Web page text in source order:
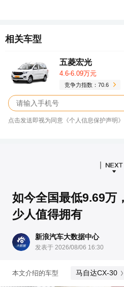
相关车型
五菱宏光
4.6-6.09万元
竞争力指数：70.6
点击发送即视为同意《个人信息保护声明》
如今全国最低9.69万
少人值得拥有
新浪汽车大数据中心
发表于 2026/08/06 16:30
本文介绍的车型 马自达CX-30